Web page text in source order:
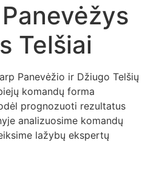
Telšiai
Panevėžio ir Džiugo Telšių
komandų forma
prognozuoti rezultatus
analizuosime komandų
lažybų ekspertų